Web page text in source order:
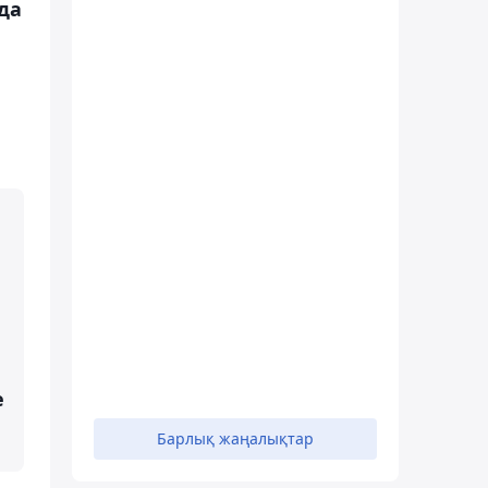
Барлық жаңалықтар